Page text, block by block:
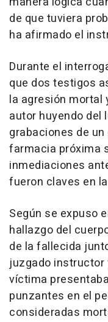
de que tuviera
ha afirmado el
Durante el
que dos testigos
la agresión mortal
autor huyendo del
grabaciones de
farmacia próxima
inmediaciones
fueron claves en
Según se expuso
hallazgo del
de la fallecida
juzgado instructor
víctima
punzantes en el
consideradas